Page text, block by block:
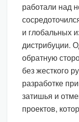
работали над
и глобальных
дистрибуции.
обратную
без жесткого
разработке
затишья и
проектов,